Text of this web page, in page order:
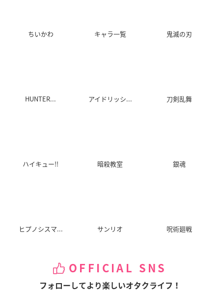
ちいかわ キャラ一覧 鬼滅の刃
HUNTER... アイドリッシ... 刀剣乱舞
ハイキュー!! 暗殺教室 銀魂
ヒプノシスマ... サンリオ 呪術廻戦
OFFICIAL SNS
フォローしてより楽しいオタクライフ！